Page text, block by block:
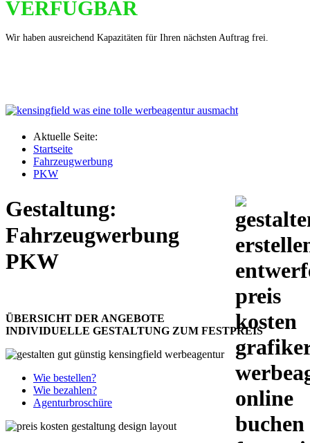
VERFÜGBAR
Wir haben ausreichend Kapazitäten für Ihren nächsten Auftrag frei.
Aktuelle Seite:
Startseite
Fahrzeugwerbung
PKW
Gestaltung:
Fahrzeugwerbung
PKW
ÜBERSICHT DER ANGEBOTE
INDIVIDUELLE GESTALTUNG ZUM FESTPREIS
Wie bestellen?
Wie bezahlen?
Agenturbroschüre